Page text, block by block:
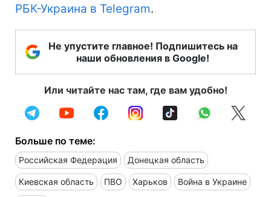
РБК-Украина в Telegram.
Не упустите главное! Подпишитесь на
наши обновления в Google!
Или читайте нас там, где вам удобно!
Больше по теме:
Российская Федерация Донецкая область
Киевская область ПВО Харьков Война в Украине